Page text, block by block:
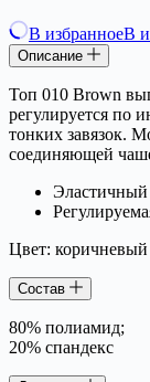
В избранноеВ
Описание
Топ 010 Brown
регулируется по
тонких завязок.
соединяющей
Эластичный
Цвет: коричневый
Состав
80% полиамид;
20% спандекс